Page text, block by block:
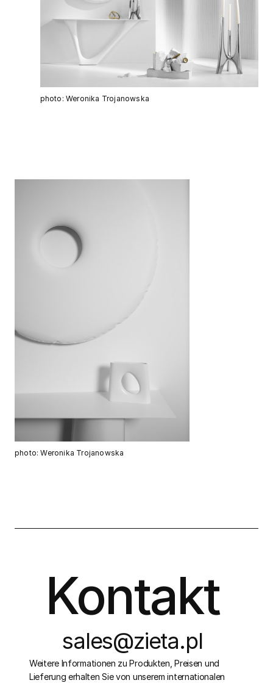
photo: Weronika Trojanowska
photo: Weronika Trojanowska
Kontakt
sales@zieta.pl
Weitere Informationen zu Produkten, Preisen und
Lieferung erhalten Sie von unserem internationalen